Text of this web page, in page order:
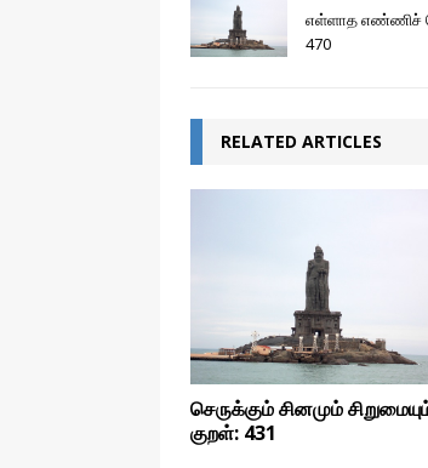
எள்ளாத எண்ணிச்
470
RELATED ARTICLES
செருக்கும் சினமும்
குறள்: 431